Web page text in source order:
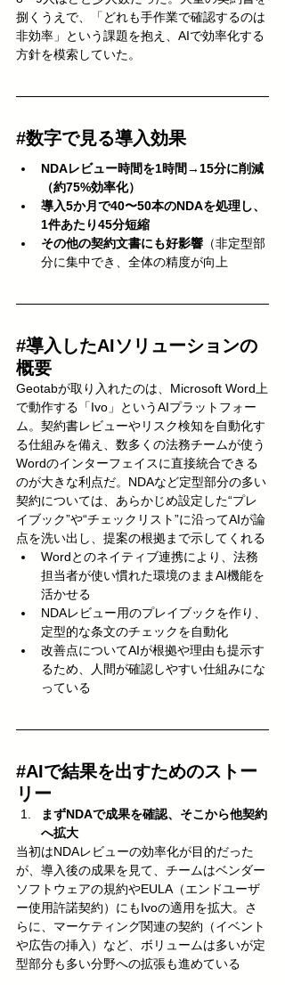
捌くうえで、「どれも手作業で確認するのは
非効率」という課題を抱え、AIで効率化する
方針を模索していた。
#数字で見る導入効果
NDAレビュー時間を1時間→15分に削減
（約75%効率化）
導入5か月で40〜50本のNDAを処理し、
1件あたり45分短縮
その他の契約文書にも好影響 （非定型部
分に集中でき、全体の精度が向上
#導入したAIソリューションの
概要
Geotabが取り入れたのは、Microsoft Word上
で動作する「Ivo」というAIプラットフォー
ム。契約書レビューやリスク検知を自動化す
る仕組みを備え、数多くの法務チームが使う
Wordのインターフェイスに直接統合できる
のが大きな利点だ。NDAなど定型部分の多い
契約については、あらかじめ設定した“プレ
イブック”や“チェックリスト”に沿ってAIが論
点を洗い出し、提案の根拠まで示してくれる
Wordとのネイティブ連携により、法務
担当者が使い慣れた環境のままAI機能を
活かせる
NDAレビュー用のプレイブックを作り、
定型的な条文のチェックを自動化
改善点についてAIが根拠や理由も提示す
るため、人間が確認しやすい仕組みにな
っている
#AIで結果を出すためのストー
リー
まずNDAで成果を確認、そこから他契約
へ拡大
当初はNDAレビューの効率化が目的だった
が、導入後の成果を見て、チームはベンダー
ソフトウェアの規約やEULA（エンドユーザ
ー使用許諾契約）にもIvoの適用を拡大。さ
らに、マーケティング関連の契約（イベント
や広告の挿入）など、ボリュームは多いが定
型部分も多い分野への拡張も進めている